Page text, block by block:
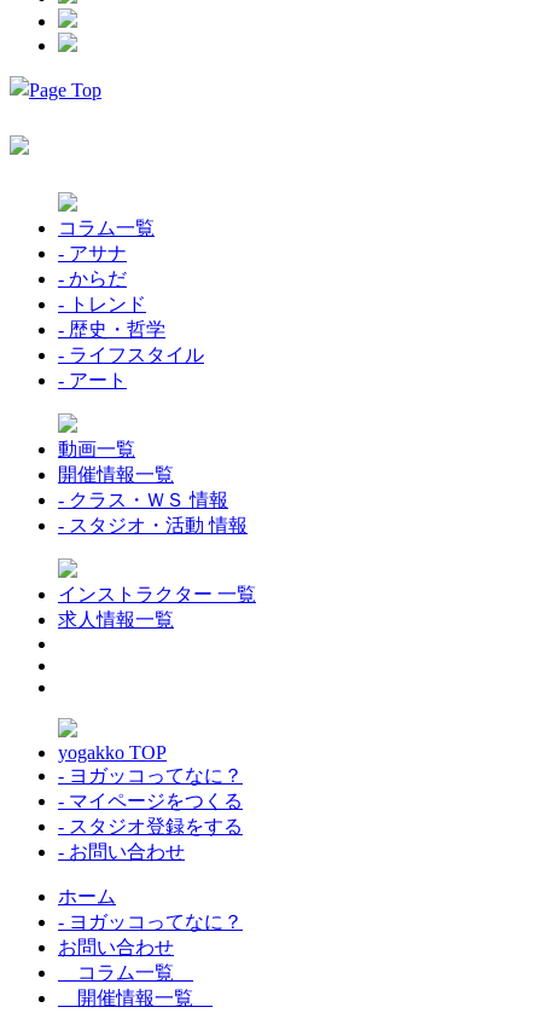
コラム一覧
- アサナ
- からだ
- トレンド
- 歴史・哲学
- ライフスタイル
- アート
動画一覧
開催情報一覧
- クラス・ＷＳ 情報
- スタジオ・活動 情報
インストラクター 一覧
求人情報一覧
yogakko TOP
- ヨガッコってなに？
- マイページをつくる
- スタジオ登録をする
- お問い合わせ
ホーム
- ヨガッコってなに？
お問い合わせ
コラム一覧
開催情報一覧